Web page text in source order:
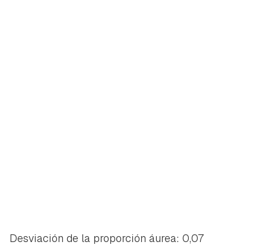
Desviación de la proporción áurea: 0,07